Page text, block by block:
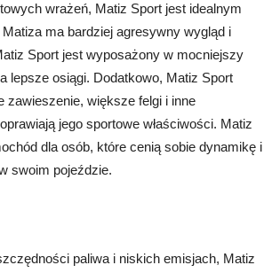
wrażeń, Matiz Sport jest idealnym
ma bardziej agresywny wygląd i
Sport jest wyposażony w mocniejszy
lepsze osiągi. Dodatkowo, Matiz Sport
zawieszenie, większe felgi i inne
jego sportowe właściwości. Matiz
dla osób, które cenią sobie dynamikę i
swoim pojeździe.
paliwa i niskich emisjach, Matiz